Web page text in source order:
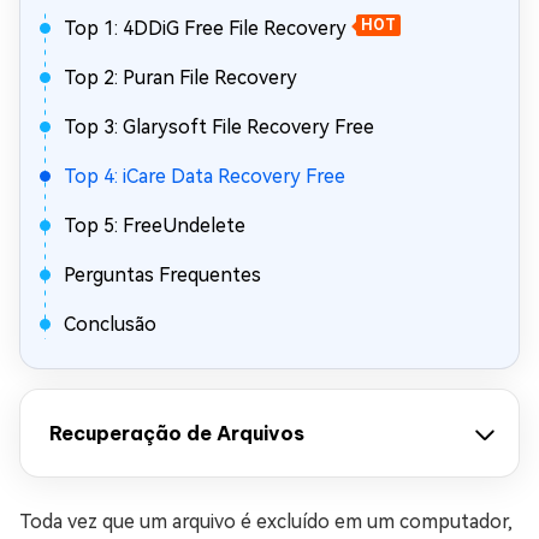
Top 1: 4DDiG Free File Recovery HOT
Top 2: Puran File Recovery
Top 3: Glarysoft File Recovery Free
Top 4: iCare Data Recovery Free
Top 5: FreeUndelete
Perguntas Frequentes
Conclusão
Recuperação de Arquivos
Toda vez que um arquivo é excluído em um computador,